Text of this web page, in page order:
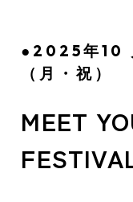
●2025年10
（月・祝）
MEET